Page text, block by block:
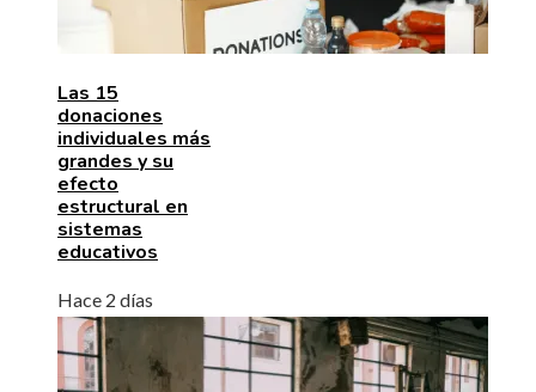
Las 15
donaciones
individuales más
grandes y su
efecto
estructural en
sistemas
educativos
Hace 2 días